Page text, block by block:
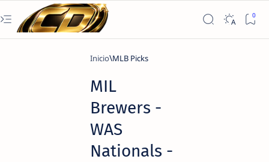
Inicio MLB Picks
MIL
Brewers -
WAS
Nationals -